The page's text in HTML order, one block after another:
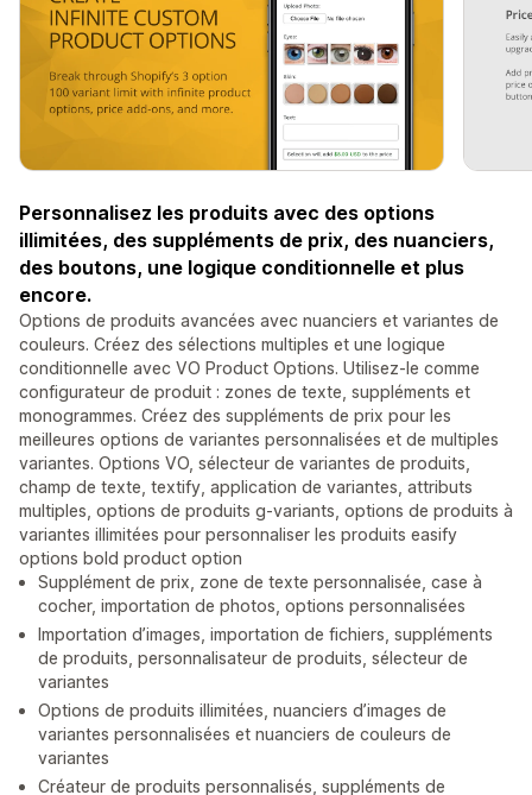
Personnalisez les produits avec des options
illimitées, des suppléments de prix, des nuanciers,
des boutons, une logique conditionnelle et plus
encore.
Options de produits avancées avec nuanciers et variantes de
couleurs. Créez des sélections multiples et une logique
conditionnelle avec VO Product Options. Utilisez-le comme
configurateur de produit : zones de texte, suppléments et
monogrammes. Créez des suppléments de prix pour les
meilleures options de variantes personnalisées et de multiples
variantes. Options VO, sélecteur de variantes de produits,
champ de texte, textify, application de variantes, attributs
multiples, options de produits g-variants, options de produits à
variantes illimitées pour personnaliser les produits easify
options bold product option
Supplément de prix, zone de texte personnalisée, case à
cocher, importation de photos, options personnalisées
Importation d’images, importation de fichiers, suppléments
de produits, personnalisateur de produits, sélecteur de
variantes
Options de produits illimitées, nuanciers d’images de
variantes personnalisées et nuanciers de couleurs de
variantes
Créateur de produits personnalisés, suppléments de